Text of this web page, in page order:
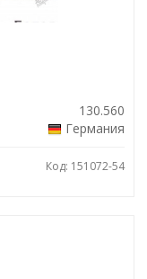
130.560
Германия
Код: 151072-54